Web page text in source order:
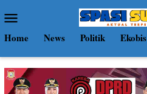
ke
kontenMobile
Home News Politik Ekobis